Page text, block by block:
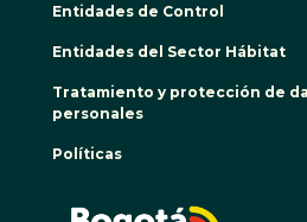
Entidades de Control
Entidades del Sector Hábitat
Tratamiento y protección de
personales
Políticas